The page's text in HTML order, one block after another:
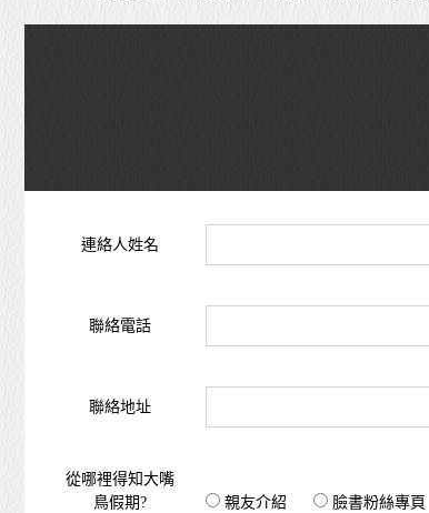
連絡人姓名
聯絡電話
聯絡地址
從哪裡得知大嘴
鳥假期?
親友介紹 臉書粉絲專頁